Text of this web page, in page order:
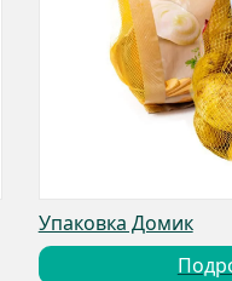
Упаковка Домик